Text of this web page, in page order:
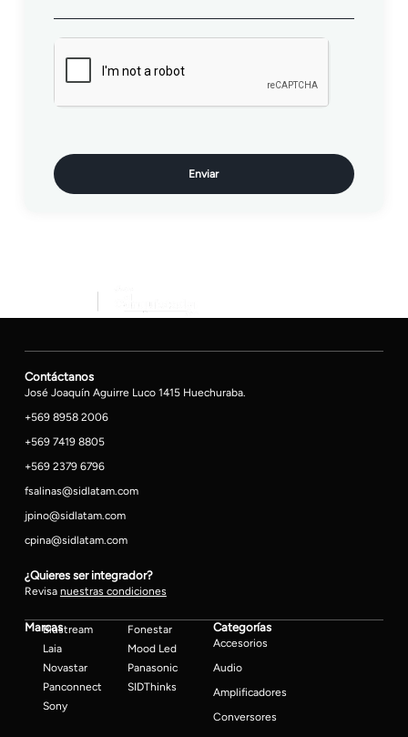
Enviar
Contáctanos
José Joaquín Aguirre Luco 1415 Huechuraba.
+569 8958 2006
+569 7419 8805
+569 2379 6796
fsalinas@sidlatam.com
jpino@sidlatam.com
cpina@sidlatam.com
¿Quieres ser integrador?
Revisa nuestras condiciones
MarcasBlustream
Fonestar
Laia
Mood Led
Novastar
Panasonic
Panconnect
SIDThinks
Sony
Categorías
Accesorios
Audio
Amplificadores
Conversores